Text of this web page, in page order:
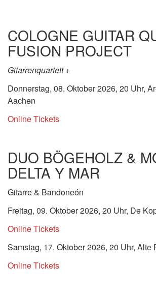
COLOGNE GUITAR
FUSION PROJECT
Gitarrenquartett +
Donnerstag, 08. Oktober 2026, 20 Uhr,
Aachen
Online Tickets
DUO BÖGEHOLZ &
DELTA Y MAR
Gitarre & Bandoneón
Freitag, 09. Oktober 2026, 20 Uhr, De
Online Tickets
Samstag, 17. Oktober 2026, 20 Uhr, Alte
Online Tickets